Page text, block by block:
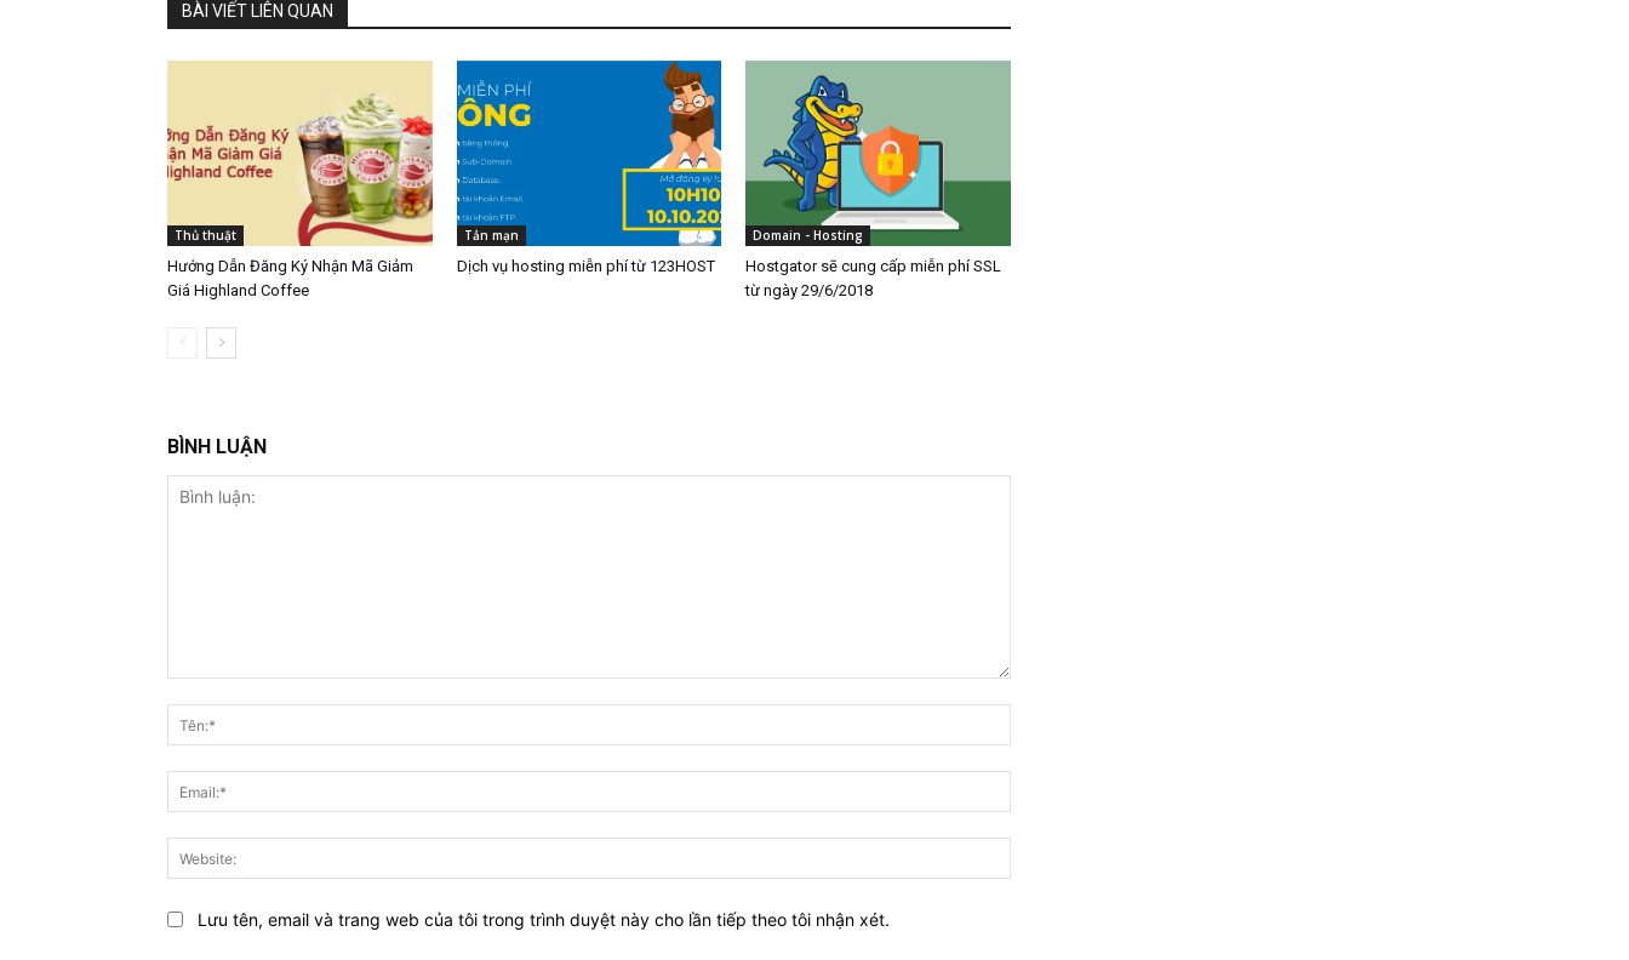
BÀI VIẾT LIÊN QUAN
Thủ thuật
Hướng Dẫn Đăng Ký Nhận Mã Giảm
Giá Highland Coffee
Tản mạn
Dịch vụ hosting miễn phí từ 123HOST
Domain - Hosting
Hostgator sẽ cung cấp miễn phí SSL
từ ngày 29/6/2018
BÌNH LUẬN
luận:
Lưu tên, email và trang web của tôi trong trình duyệt này cho lần tiếp theo tôi nhận xét.